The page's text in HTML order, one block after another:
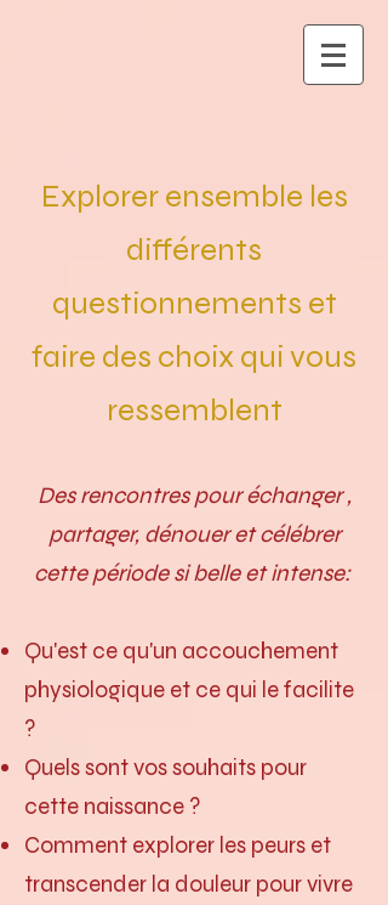
Explorer ensemble les
différents
questionnements et
faire des choix qui vous
ressemblent
Des rencontres pour échanger ,
partager, dénouer et célébrer
cette période si belle et intense:
Qu'est ce qu'un accouchement
physiologique et ce qui le facilite
?
Quels sont vos souhaits pour
cette naissance ?
Comment explorer les peurs et
transcender la douleur pour vivre